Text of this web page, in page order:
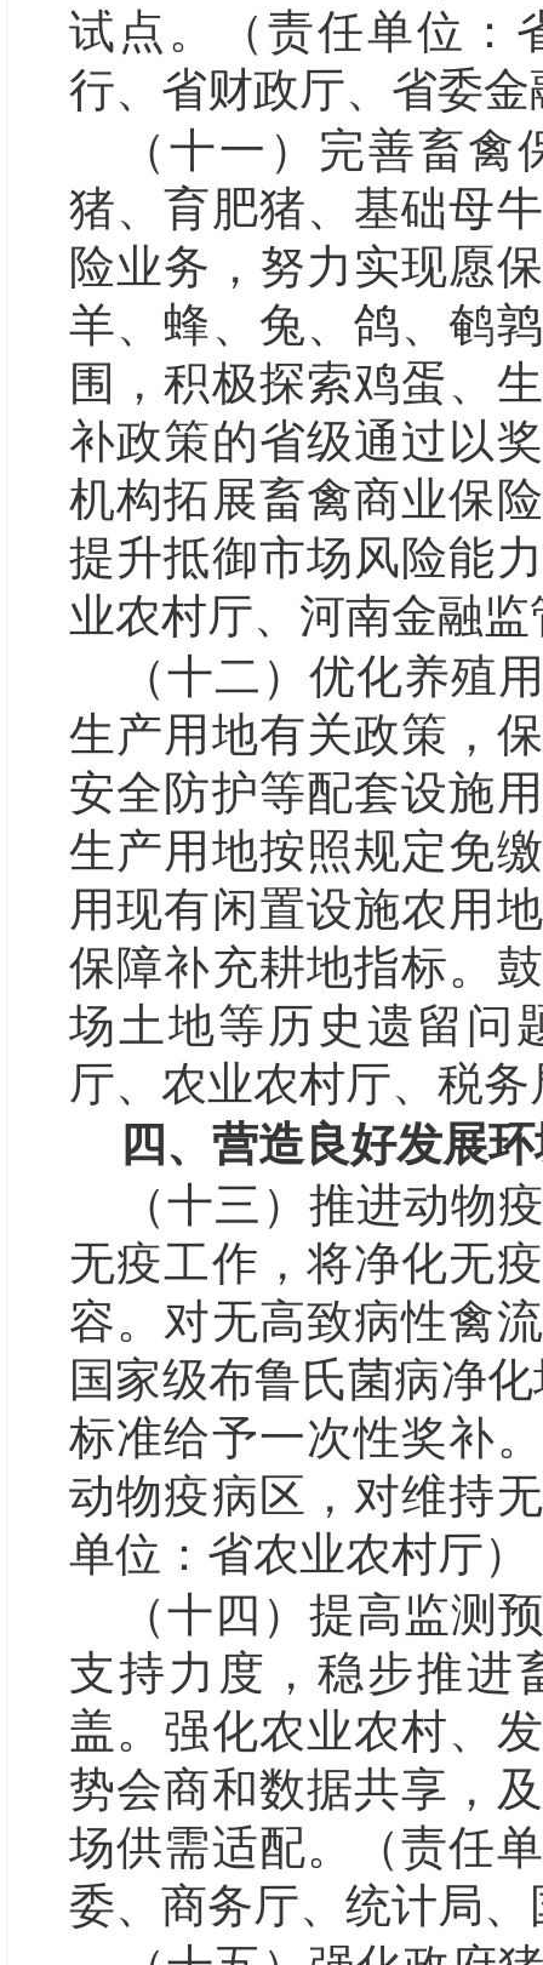
试点。（责任单位：
行、省财政厅、省委
（十一）完善畜
猪、育肥猪、基础母
险业务，努力实现愿
羊、蜂、兔、鸽、鹌
围，积极探索鸡蛋、
补政策的省级通过以
机构拓展畜禽商业保
提升抵御市场风险能
业农村厅、河南金融监
（十二）优化养殖
生产用地有关政策，
安全防护等配套设施
生产用地按照规定免
用现有闲置设施农用
保障补充耕地指标。
场土地等历史遗留问
厅、农业农村厅、税务
四、营造良好发展
（十三）推进动物
无疫工作，将净化无
容。对无高致病性禽
国家级布鲁氏菌病净
标准给予一次性奖补
动物疫病区，对维持
单位：省农业农村厅）
（十四）提高监测
支持力度，稳步推进
盖。强化农业农村、
势会商和数据共享，
场供需适配。（责任
委、商务厅、统计局